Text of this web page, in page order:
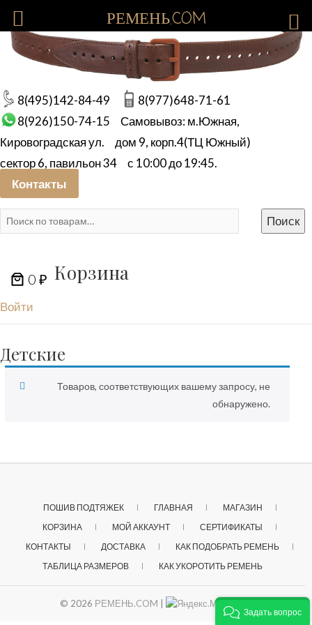
8(495)142-84-49
8(977)648-71-61
8(926)150-74-15
Самовывоз: м.Южная,
Кировоградская ул.
дом 9, корп.4(ТЦ Южный)
сектор 6, павильон 34
с 10:00 до 19:45.
Контакты
Искать:
Поиск
0 ₽
Войти
Корзина
Детские
Товаров, соответствующих вашему запросу, не
обнаружено.
ПОШИВ ПОДТЯЖЕК ГЛАВНАЯ
МАГАЗИН
КОРЗИНА
МОЙ АККАУНТ
СЕРТИФИКАТЫ
КОНТАКТЫ
ДОСТАВКА
КАК ПОДОБРАТЬ РЕМЕНЬ
ТАБЛИЦА РАЗМЕРОВ
КАК УКОРОТИТЬ РЕМЕНЬ
© 2026 РЕМЕНЬ.COM
РЕМЕНЬ.COM
Задать вопрос